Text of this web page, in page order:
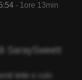
- 1ore 13min
SaraySweett
tette e culo